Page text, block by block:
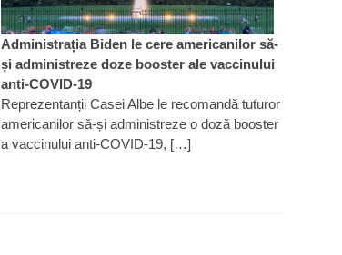
Administrația Biden le cere americanilor să-
și administreze doze booster ale vaccinului
anti-COVID-19
Reprezentanții Casei Albe le recomandă tuturor
americanilor să-și administreze o doză booster
a vaccinului anti-COVID-19, […]